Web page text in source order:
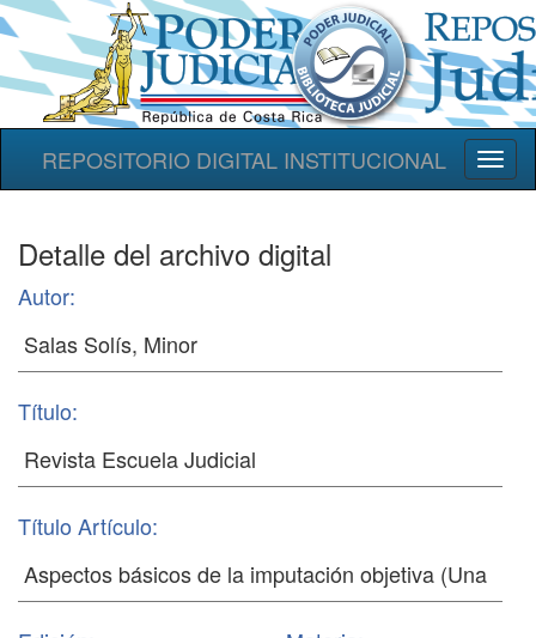
REPOSITORIO DIGITAL INSTITUCIONAL
Detalle del archivo digital
Autor:
Título:
Título Artículo: